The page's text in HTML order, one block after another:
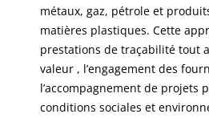
métaux, gaz, pétrole et
matières plastiques. Cette
prestations de traçabilité tout
valeur , l’engagement des
l’accompagnement de projets
conditions sociales et